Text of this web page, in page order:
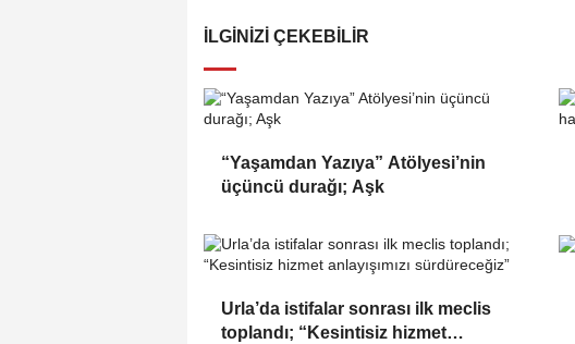
İLGINIZI ÇEKEBILIR
“Yaşamdan Yazıya” Atölyesi’nin
üçüncü durağı; Aşk
Urla’da istifalar sonrası ilk meclis
toplandı; “Kesintisiz hizmet